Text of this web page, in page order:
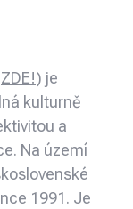
ZDE!) je
kulturně
a
Na území
1991. Je